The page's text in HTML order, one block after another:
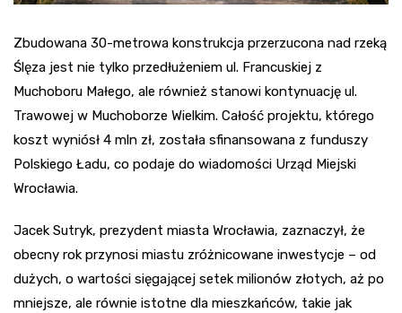
Zbudowana 30-metrowa konstrukcja przerzucona nad rzeką
Ślęza jest nie tylko przedłużeniem ul. Francuskiej z
Muchoboru Małego, ale również stanowi kontynuację ul.
Trawowej w Muchoborze Wielkim. Całość projektu, którego
koszt wyniósł 4 mln zł, została sfinansowana z funduszy
Polskiego Ładu, co podaje do wiadomości Urząd Miejski
Wrocławia.
Jacek Sutryk, prezydent miasta Wrocławia, zaznaczył, że
obecny rok przynosi miastu zróżnicowane inwestycje – od
dużych, o wartości sięgającej setek milionów złotych, aż po
mniejsze, ale równie istotne dla mieszkańców, takie jak